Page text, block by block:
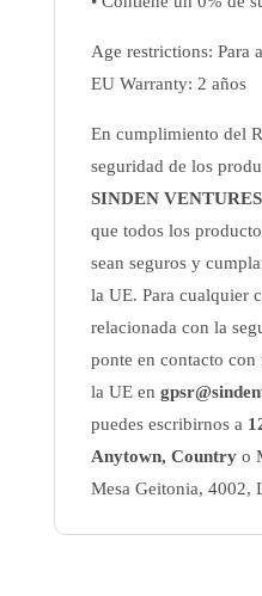
Age restrictions: Para
EU Warranty: 2 años
En cumplimiento del
seguridad de los
SINDEN
que todos los
sean seguros y
la UE. Para cualquier
relacionada con la
ponte en contacto con
la UE en
puedes escribirnos a
Anytown, Countryo
Mesa Geitonia, 4002,